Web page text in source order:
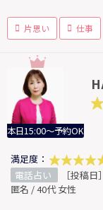
片思い 仕事
本日15:00～予約OK
満足度：
電話占い
［投稿
匿名 / 40代 女性